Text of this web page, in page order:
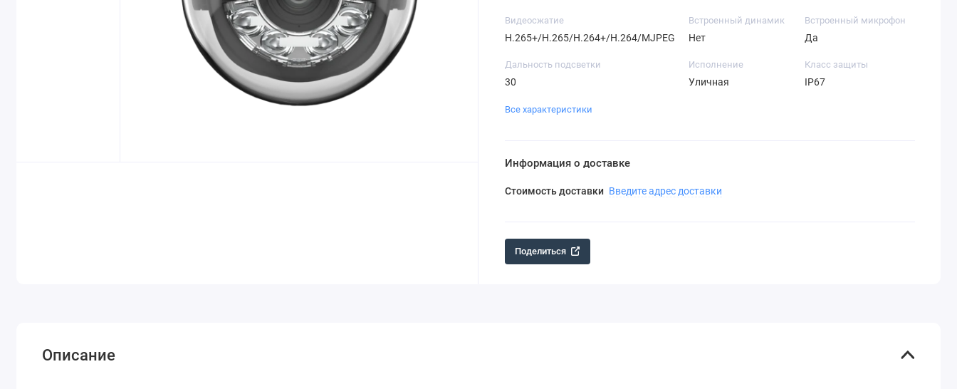
Видеосжатие
H.265+/H.265/H.264+/H.264/MJPEG
Встроенный динамик
Нет
Встроенный микрофон
Да
Дальность подсветки
30
Исполнение
Уличная
Класс защиты
IP67
Все характеристики
Информация о доставке
Стоимость доставки Введите адрес доставки
Поделиться
Описание